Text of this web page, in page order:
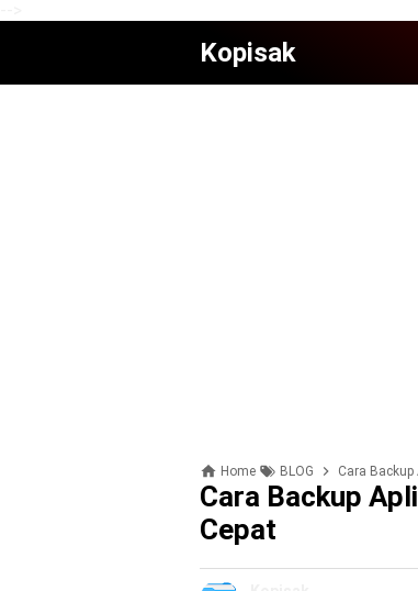
Kopisak
Home BLOG Cara
Cara Backup
Cepat